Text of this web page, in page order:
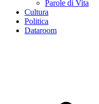
Parole di Vita
Cultura
Politica
Dataroom